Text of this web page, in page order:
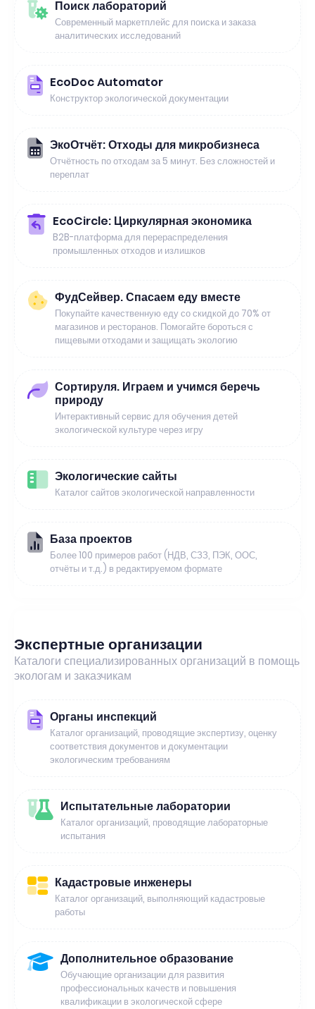
Поиск лабораторий
Современный маркетплейс для поиска и заказа
аналитических исследований
EcoDoc Automator
Конструктор экологической документации
ЭкоОтчёт: Отходы для микробизнеса
Отчётность по отходам за 5 минут. Без сложностей и
переплат
EcoCircle: Циркулярная экономика
B2B-платформа для перераспределения
промышленных отходов и излишков
ФудСейвер. Спасаем еду вместе
Покупайте качественную еду со скидкой до 70% от
магазинов и ресторанов. Помогайте бороться с
пищевыми отходами и защищать экологию
Сортируля. Играем и учимся беречь
природу
Интерактивный сервис для обучения детей
экологической культуре через игру
Экологические сайты
Каталог сайтов экологической направленности
База проектов
Более 100 примеров работ (НДВ, СЗЗ, ПЭК, ООС,
отчёты и т.д.) в редактируемом формате
Экспертные организации
Каталоги специализированных организаций в помощь
экологам и заказчикам
Органы инспекций
Каталог организаций, проводящие экспертизу, оценку
соответствия документов и документации
экологическим требованиям
Испытательные лаборатории
Каталог организаций, проводящие лабораторные
испытания
Кадастровые инженеры
Каталог организаций, выполняющий кадастровые
работы
Дополнительное образование
Обучающие организации для развития
профессиональных качеств и повышения
квалификации в экологической сфере